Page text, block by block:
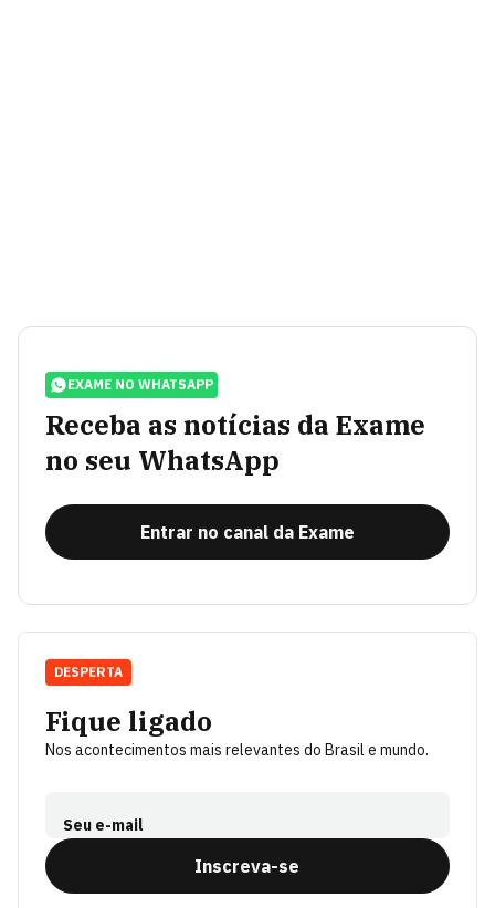
EXAME NO WHATSAPP
Receba as notícias da Exame
no seu WhatsApp
Entrar no canal da Exame
Fique ligado
Nos acontecimentos mais relevantes do Brasil e mundo.
Seu e-mail
Inscreva-se
DESPERTA